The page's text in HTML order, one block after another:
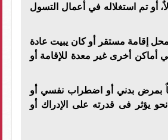
أو تم استغلاله في أعمال التسول
إقامة مستقر أو كان يبيت عادة
أماكن أخرى غير معدة للإقامة أو
بمرض بدني أو اضطراب نفسي أو
يؤثر فى قدرته على الإدراك أو